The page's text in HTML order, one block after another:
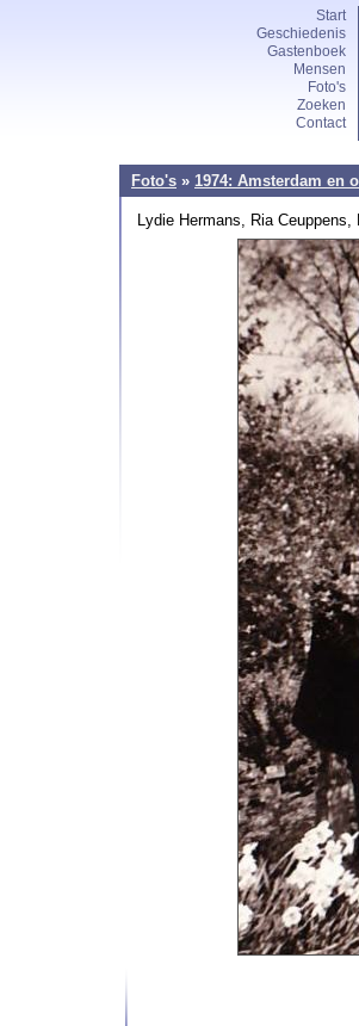
Start
Geschiedenis
Gastenboek
Mensen
Foto's
Zoeken
Contact
Foto's » 1974: Amsterdam en
Lydie Hermans, Ria